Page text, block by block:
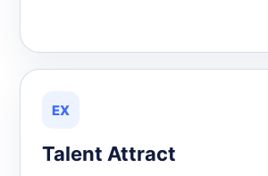
EX
Talent Attract